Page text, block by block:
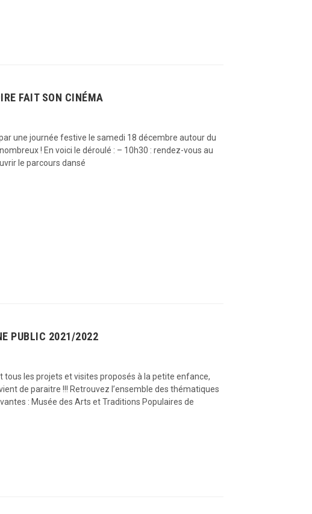
FAIT SON CINÉMA
une journée festive le samedi 18 décembre autour du
! En voici le déroulé : – 10h30 : rendez-vous au
le parcours dansé
PUBLIC 2021/2022
les projets et visites proposés à la petite enfance,
de paraitre !!! Retrouvez l’ensemble des thématiques
: Musée des Arts et Traditions Populaires de